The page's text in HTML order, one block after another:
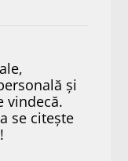
și
vindecă.
se citește